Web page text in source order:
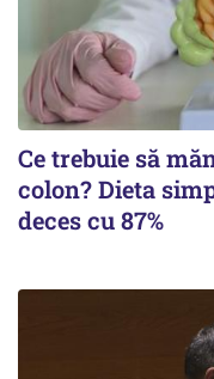
Ce trebuie să
colon? Dieta
deces cu 87%